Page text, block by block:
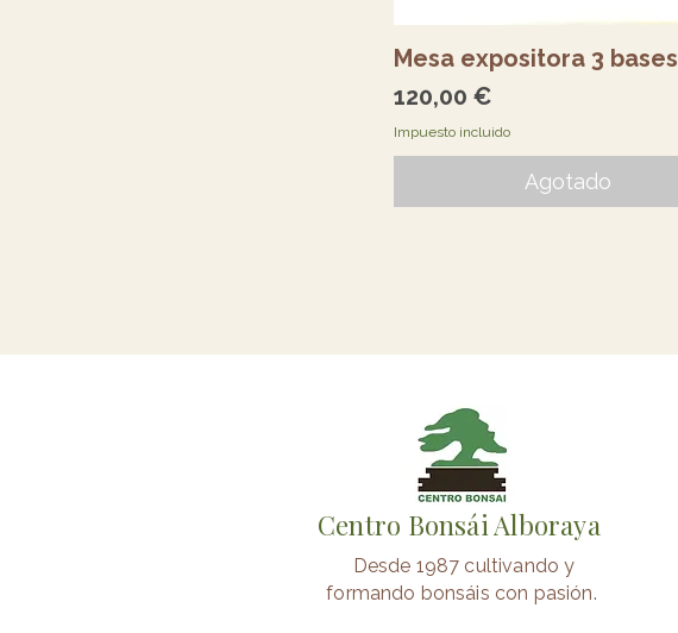
Vista rápida
Mesa expositora 3 bases
Precio
120,00 €
Impuesto incluido
Agotado
Centro Bonsái Alboraya
Desde 1987 cultivando y
formando bonsáis con pasión.